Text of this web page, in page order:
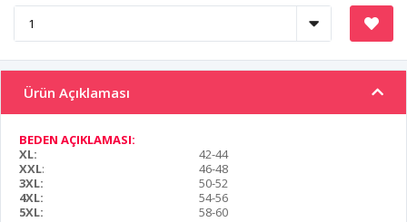
Ürün Açıklaması
BEDEN AÇIKLAMASI:
XL:
42-44
XXL:
46-48
3XL:
50-52
4XL:
54-56
5XL:
58-60